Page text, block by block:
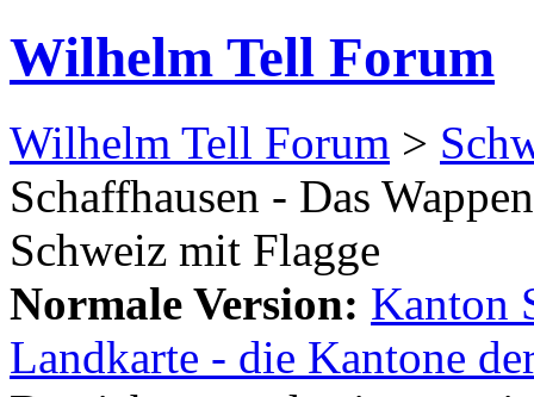
Wilhelm Tell Forum
Wilhelm Tell Forum >
Schaffhausen - Das
Schweiz mit Flagge
Normale Version: Kanton
Landkarte - die Kantone